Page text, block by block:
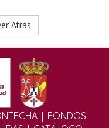
Atrás
| FONDOS